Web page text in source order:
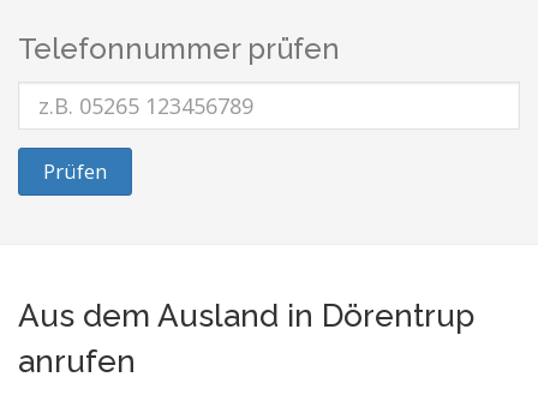
Telefonnummer prüfen
Prüfen
Aus dem Ausland in Dörentrup
anrufen